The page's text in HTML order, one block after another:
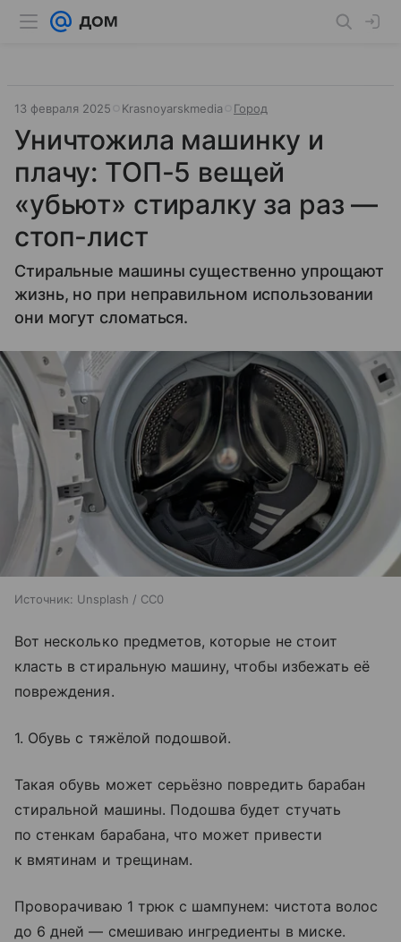
13 февраля 2025 Krasnoyarskmedia Город
Уничтожила машинку и
плачу: ТОП-5 вещей
«убьют» стиралку за раз —
стоп-лист
Стиральные машины существенно упрощают
жизнь, но при неправильном использовании
они могут сломаться.
Источник: Unsplash / CC0
Вот несколько предметов, которые не стоит
класть в стиральную машину, чтобы избежать её
повреждения.
1. Обувь с тяжёлой подошвой.
Такая обувь может серьёзно повредить барабан
стиральной машины. Подошва будет стучать
по стенкам барабана, что может привести
к вмятинам и трещинам.
Проворачиваю 1 трюк с шампунем: чистота волос
до 6 дней — смешиваю ингредиенты в миске.